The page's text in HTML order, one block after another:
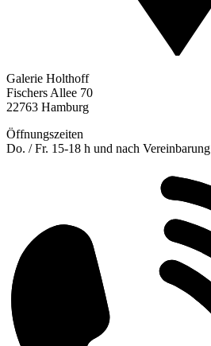
Galerie Holthoff
Fischers Allee 70
22763 Hamburg
Öffnungszeiten
Do. / Fr. 15-18 h und nach Vereinbarung